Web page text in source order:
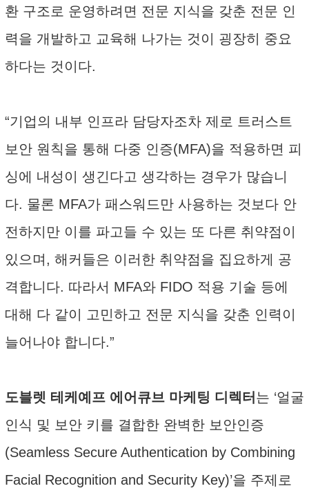
환 구조로 운영하려면 전문 지식을 갖춘 전문 인
력을 개발하고 교육해 나가는 것이 굉장히 중요
하다는 것이다.
“기업의 내부 인프라 담당자조차 제로 트러스트
보안 원칙을 통해 다중 인증(MFA)을 적용하면 피
싱에 내성이 생긴다고 생각하는 경우가 많습니
다. 물론 MFA가 패스워드만 사용하는 것보다 안
전하지만 이를 파고들 수 있는 또 다른 취약점이
있으며, 해커들은 이러한 취약점을 집요하게 공
격합니다. 따라서 MFA와 FIDO 적용 기술 등에
대해 다 같이 고민하고 전문 지식을 갖춘 인력이
늘어나야 합니다.”
도블렛 테케예프 에어큐브 마케팅 디렉터 는 ‘얼굴
인식 및 보안 키를 결합한 완벽한 보안인증
(Seamless Secure Authentication by Combining
Facial Recognition and Security Key)’을 주제로